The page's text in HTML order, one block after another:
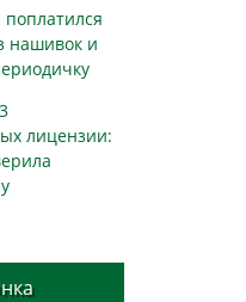
нашивок и
лицензии: